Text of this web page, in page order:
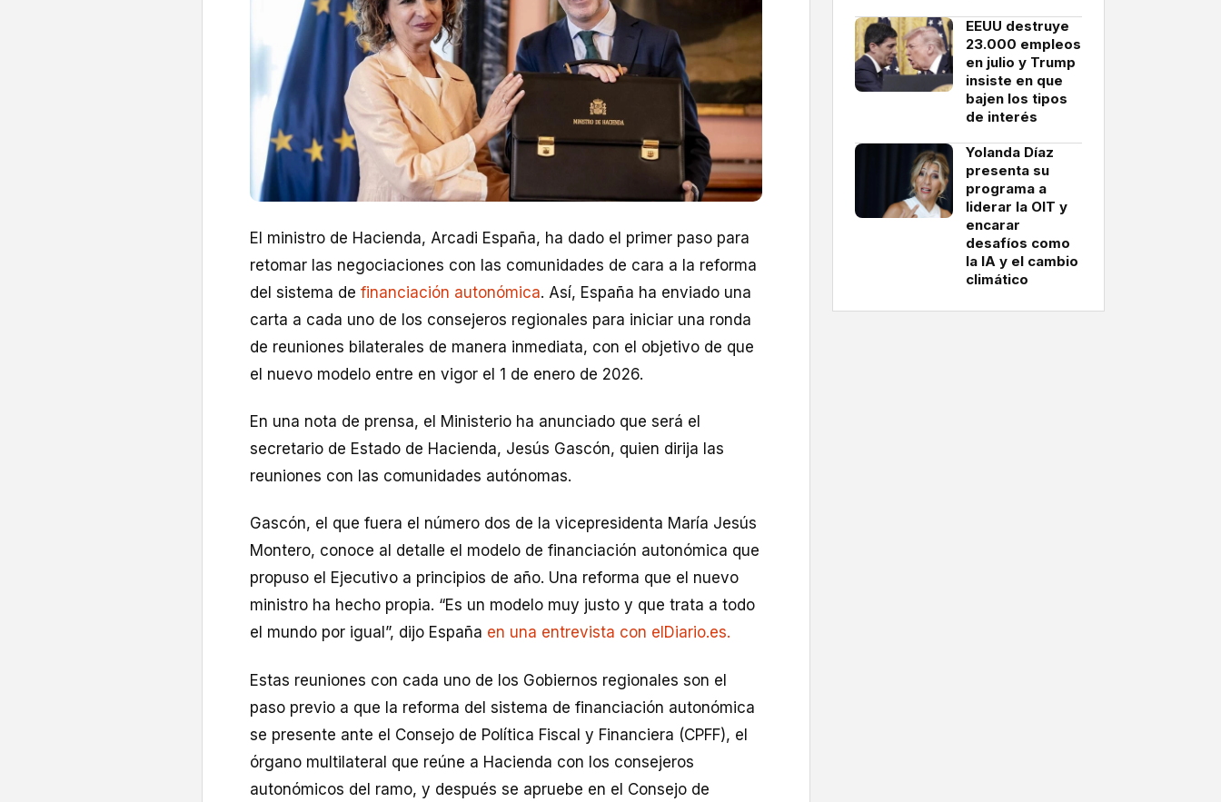
El ministro de Hacienda, Arcadi España, ha dado el primer paso para
retomar las negociaciones con las comunidades de cara a la reforma
del sistema de financiación autonómica. Así, España ha enviado una
carta a cada uno de los consejeros regionales para iniciar una ronda
de reuniones bilaterales de manera inmediata, con el objetivo de que
el nuevo modelo entre en vigor el 1 de enero de 2026.
En una nota de prensa, el Ministerio ha anunciado que será el
secretario de Estado de Hacienda, Jesús Gascón, quien dirija las
reuniones con las comunidades autónomas.
Gascón, el que fuera el número dos de la vicepresidenta María Jesús
Montero, conoce al detalle el modelo de financiación autonómica que
propuso el Ejecutivo a principios de año. Una reforma que el nuevo
ministro ha hecho propia. “Es un modelo muy justo y que trata a todo
el mundo por igual”, dijo España en una entrevista con elDiario.es.
Estas reuniones con cada uno de los Gobiernos regionales son el
paso previo a que la reforma del sistema de financiación autonómica
se presente ante el Consejo de Política Fiscal y Financiera (CPFF), el
órgano multilateral que reúne a Hacienda con los consejeros
autonómicos del ramo, y después se apruebe en el Consejo de
EEUU destruye
23.000 empleos
en julio y Trump
insiste en que
bajen los tipos
de interés
Yolanda Díaz
presenta su
programa a
liderar la OIT y
encarar
desafíos como
la IA y el cambio
climático